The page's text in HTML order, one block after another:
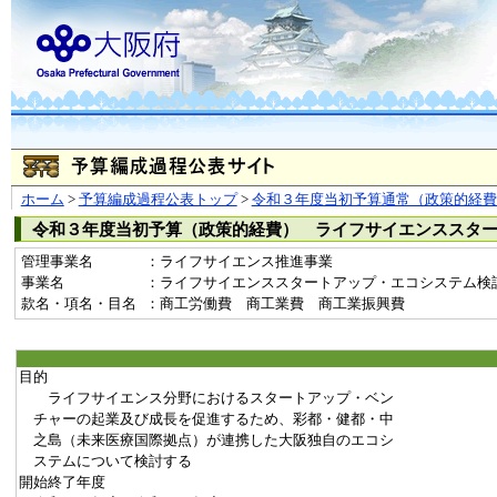
ホーム > 予算編成過程公表トップ> 令和３年度当初予算通常（政策的経
令和３年度当初予算（政策的経費） ライフサイエンススタ
管理事業名
：ライフサイエンス推進事業
事業名
：ライフサイエンススタートアップ・エコシステム検
款名・項名・目名
：商工労働費 商工業費 商工業振興費
目的
ライフサイエンス分野におけるスタートアップ・ベン
チャーの起業及び成長を促進するため、彩都・健都・中
之島（未来医療国際拠点）が連携した大阪独自のエコシ
ステムについて検討する
開始終了年度